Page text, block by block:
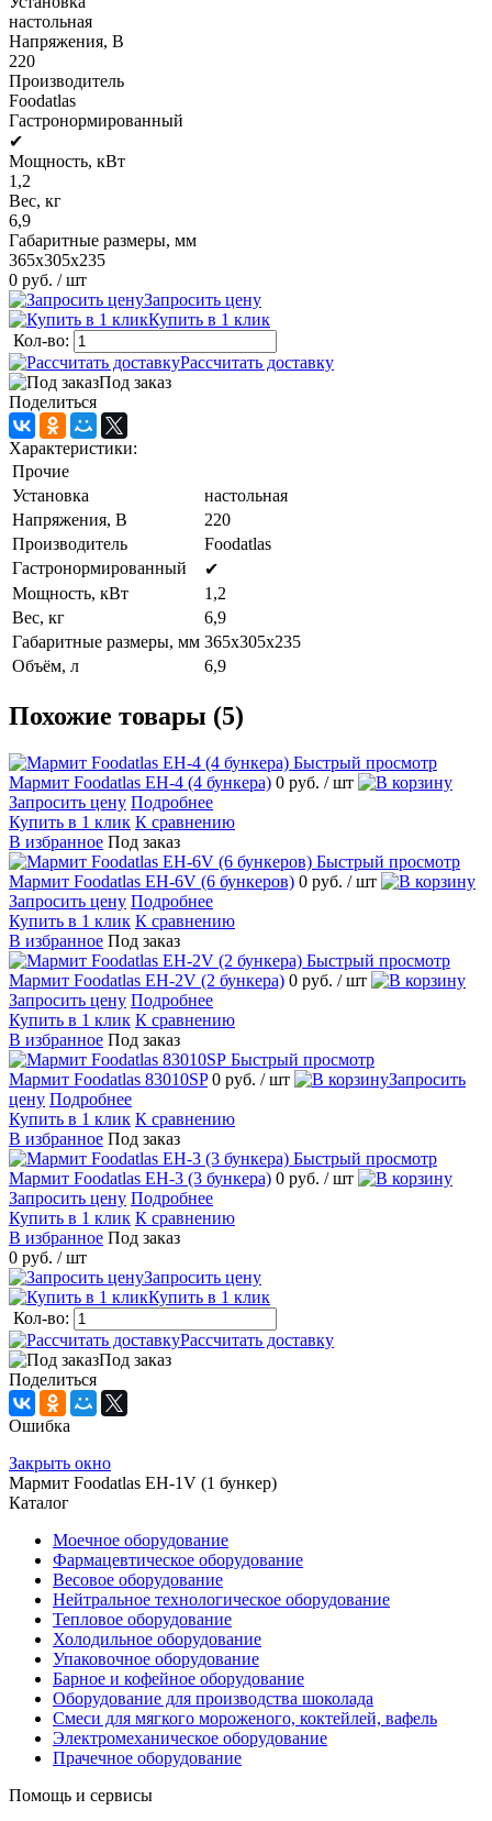
настольная
Напряжения, В
220
Производитель
Foodatlas
Гастронормированный
✔
Мощность, кВт
1,2
Вес, кг
6,9
Габаритные размеры, мм
365х305х235
0 руб. / шт
Запросить цену
Купить в 1 клик
Кол-во:
Рассчитать доставку
Под заказ
Поделиться
Характеристики:
Прочие
Установка
настольная
Напряжения, В
220
Производитель
Foodatlas
Гастронормированный
✔
Мощность, кВт
1,2
Вес, кг
6,9
Габаритные размеры, мм 365х305х235
Объём, л
6,9
Похожие товары (5)
Быстрый просмотр
Мармит Foodatlas EH-4 (4 бункера) 0 руб. / шт
Запросить цену Подробнее
Купить в 1 клик К сравнению
В избранное Под заказ
Быстрый просмотр
Мармит Foodatlas EH-6V (6 бункеров) 0 руб. / шт
Запросить цену Подробнее
Купить в 1 клик К сравнению
В избранное Под заказ
Быстрый просмотр
Мармит Foodatlas EH-2V (2 бункера) 0 руб. / шт
Запросить цену Подробнее
Купить в 1 клик К сравнению
В избранное Под заказ
Быстрый просмотр
Мармит Foodatlas 83010SP 0 руб. / шт
Запросить
цену Подробнее
Купить в 1 клик К сравнению
В избранное Под заказ
Быстрый просмотр
Мармит Foodatlas EH-3 (3 бункера) 0 руб. / шт
Запросить цену Подробнее
Купить в 1 клик К сравнению
В избранное Под заказ
0 руб. / шт
Запросить цену
Купить в 1 клик
Кол-во:
Рассчитать доставку
Под заказ
Поделиться
Ошибка
Закрыть окно
Мармит Foodatlas EH-1V (1 бункер)
Каталог
Моечное оборудование
Фармацевтическое оборудование
Весовое оборудование
Нейтральное технологическое оборудование
Тепловое оборудование
Холодильное оборудование
Упаковочное оборудование
Барное и кофейное оборудование
Оборудование для производства шоколада
Смеси для мягкого мороженого, коктейлей, вафель
Электромеханическое оборудование
Прачечное оборудование
Помощь и сервисы